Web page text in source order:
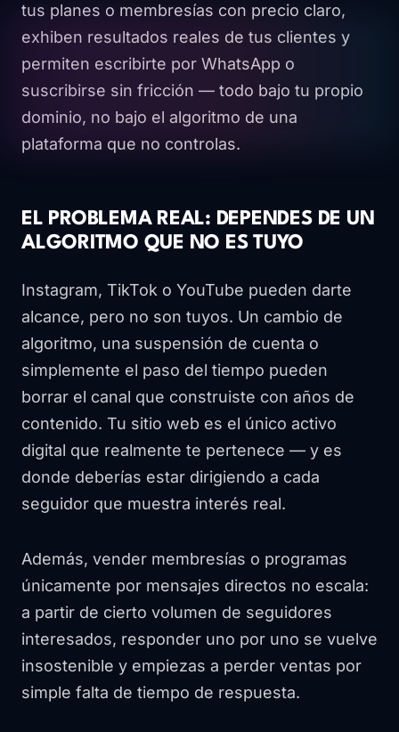
tus planes o membresías con precio claro,
exhiben resultados reales de tus clientes y
permiten escribirte por WhatsApp o
suscribirse sin fricción — todo bajo tu propio
dominio, no bajo el algoritmo de una
plataforma que no controlas.
EL PROBLEMA REAL: DEPENDES DE UN
ALGORITMO QUE NO ES TUYO
Instagram, TikTok o YouTube pueden darte
alcance, pero no son tuyos. Un cambio de
algoritmo, una suspensión de cuenta o
simplemente el paso del tiempo pueden
borrar el canal que construiste con años de
contenido. Tu sitio web es el único activo
digital que realmente te pertenece — y es
donde deberías estar dirigiendo a cada
seguidor que muestra interés real.
Además, vender membresías o programas
únicamente por mensajes directos no escala:
a partir de cierto volumen de seguidores
interesados, responder uno por uno se vuelve
insostenible y empiezas a perder ventas por
simple falta de tiempo de respuesta.